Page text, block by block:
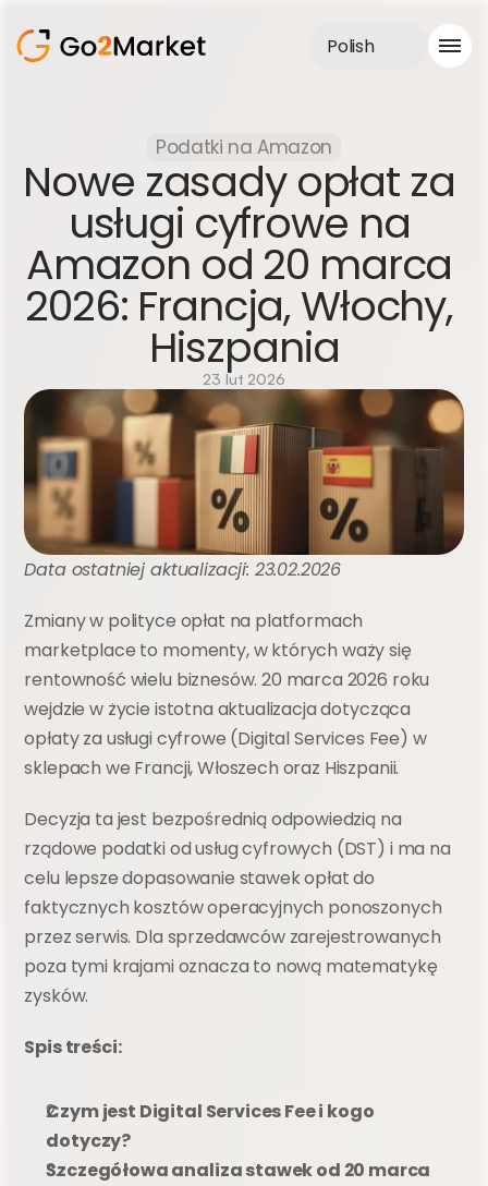
Realizacje
Case Study
Blog
O nas
Usługi
Polish
Podatki na Amazon
Nowe zasady opłat za
usługi cyfrowe na
Amazon od 20 marca
2026: Francja, Włochy,
Hiszpania
23 lut 2026
Data ostatniej aktualizacji: 23.02.2026
Zmiany w polityce opłat na platformach
marketplace to momenty, w których waży się
rentowność wielu biznesów. 20 marca 2026 roku
wejdzie w życie istotna aktualizacja dotycząca
opłaty za usługi cyfrowe (Digital Services Fee) w
sklepach we Francji, Włoszech oraz Hiszpanii.
Decyzja ta jest bezpośrednią odpowiedzią na
rządowe podatki od usług cyfrowych (DST) i ma na
celu lepsze dopasowanie stawek opłat do
faktycznych kosztów operacyjnych ponoszonych
przez serwis. Dla sprzedawców zarejestrowanych
poza tymi krajami oznacza to nową matematykę
zysków.
Spis treści:
Czym jest Digital Services Fee i kogo
dotyczy?
Szczegółowa analiza stawek od 20 marca